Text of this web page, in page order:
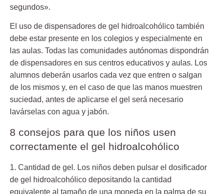
segundos».
El uso de dispensadores de gel hidroalcohólico también
debe estar presente en los colegios y especialmente en
las aulas. Todas las comunidades autónomas dispondrán
de dispensadores en sus centros educativos y aulas. Los
alumnos deberán usarlos cada vez que entren o salgan
de los mismos y, en el caso de que las manos muestren
suciedad, antes de aplicarse el gel será necesario
lavárselas con agua y jabón.
8 consejos para que los niños usen
correctamente el gel hidroalcohólico
1. Cantidad de gel. Los niños deben pulsar el dosificador
de gel hidroalcohólico depositando la cantidad
equivalente al tamaño de una moneda en la palma de su